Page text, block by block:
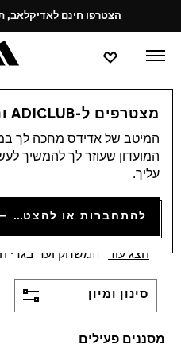
Pause
promotion
rotation
הצטרפו חינם לאדיקלאב,
מצטרפים ל-ADICLUB ונהנים ממגוון הטבות
המיטב של אדידס מחכה לך
המועדון שעוזר לך להמשיך
עליך.
להתחברות או להצטרפות
ילדים + גברים
חליפות + סטים
·קולקציית LIVERPOOL FC
הפגינו את גאוות ליברפול
מחולצות המשחק ועד בגדי
הצג עוד
סינון ומיון
מסננים פעילים